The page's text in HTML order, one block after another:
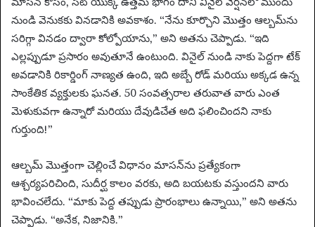
నుండి వెనుకకు వినడానికి అవకాశం. “నేను కూర్చొని మొత్తం ఆల్బమ్‌ను
సరిగ్గా వినడం ద్వారా కోల్పోయాను,” అని అతను చెప్పాడు. “ఇది
ఎల్లప్పుడూ ప్రసారం అవుతూనే ఉంటుంది. వినైల్ నుండి నాకు పెద్దగా టేక్
అవడానికి రికార్డింగ్ నాణ్యత ఉంది, ఇది అబ్బే రోడ్ మరియు అక్కడ ఉన్న
సాంకేతిక వ్యక్తులకు ఘనత. 50 సంవత్సరాల తరువాత వారు ఎంత
మెళుకువగా ఉన్నారో మరియు దేవుడిచేత అది ఫలించిందని నాకు
గుర్తుంది!”
ఆల్బమ్ మొత్తంగా చెల్లించే విధానం మాసన్‌ను ప్రత్యేకంగా
ఆశ్చర్యపరిచింది, సుదీర్ఘ కాలం వరకు, అది బయటకు వస్తుందని వారు
భావించలేదు. “మాకు పెద్ద తప్పుడు ప్రారంభాలు ఉన్నాయి,” అని అతను
చెప్పాడు. “అనేక, నిజానికి.”